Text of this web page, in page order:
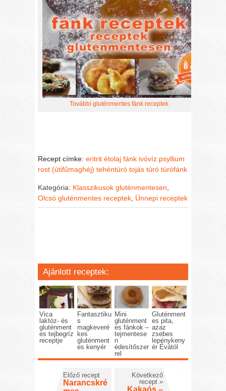
További gluténmentes fánk receptek
Recept címke:eritrit étolaj fánk ivóvíz psyllium
rost (útifűmaghéj) tehéntúró tojás túró túrófánk
Kategória: Klasszikusok gluténmentesen
Olcsó gluténmentes receptek Ünnepi receptek
Ajánlott receptek:
Vica
laktóz- és
gluténment
es tejbegríz
receptje
Fantasztiku
s
magkeveré
kes
gluténment
es kenyér
Mini
gluténment
es fánkok –
tejmentese
n
édesítőszer
rel
Gluténment
es pita,
azaz
zsebes
lepénykeny
ér Évától
Előző recept
Narancskré
Következő
recept »
Kakaós –